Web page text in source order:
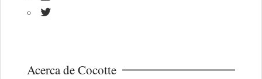
Acerca de Cocotte